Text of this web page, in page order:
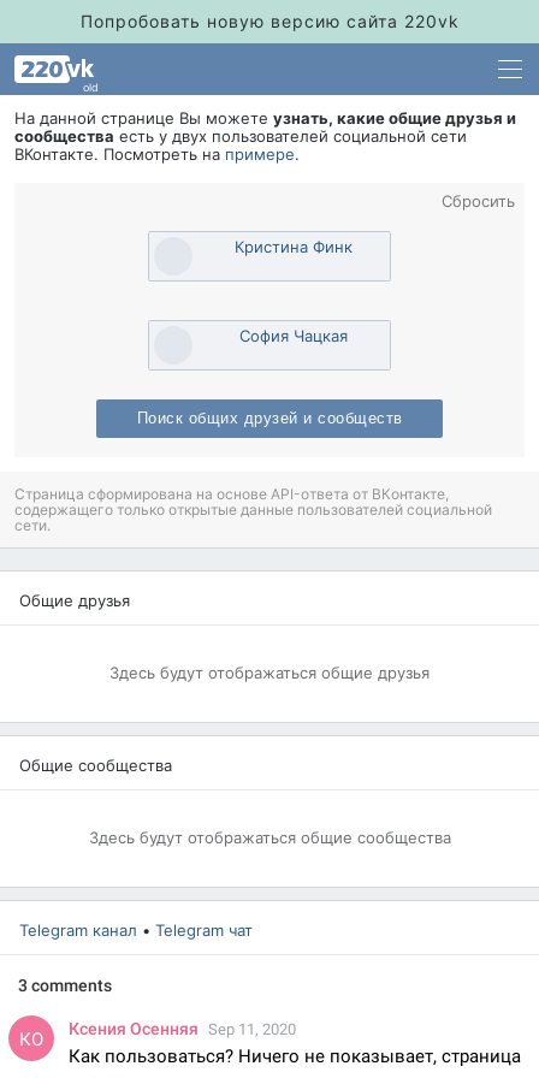
Попробовать новую версию сайта 220vk
old
На данной странице Вы можете узнать, какие общие друзья и
сообщества есть у двух пользователей социальной сети
Контакте. Посмотреть на примере.
Сбросить
Кристина Финк
София Чацкая
Поиск общих друзей и сообщест
Страница сформирована на основе API-ответа от ВКонтакте,
содержащего только открытые данные пользователей социальной
сети.
Общие друзья
Здесь будут отображаться общие друзья
Общие сообщества
Здесь будут отображаться общие сообщества
Telegram канал • Telegram чат